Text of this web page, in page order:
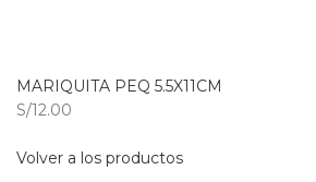
MARIQUITA PEQ 5.5X11CM
S/12.00
Volver a los productos